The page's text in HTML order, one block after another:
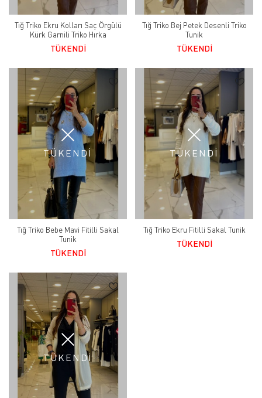
Tığ Triko Ekru Kolları Saç Örgülü
Kürk Garnili Triko Hırka
TÜKENDİ
Tığ Triko Bej Petek Desenli Triko
Tunik
TÜKENDİ
TÜKENDİ
Tığ Triko Bebe Mavi Fitilli Sakal
Tunik
TÜKENDİ
TÜKENDİ
Tığ Triko Ekru Fitilli Sakal Tunik
TÜKENDİ
TÜKENDİ